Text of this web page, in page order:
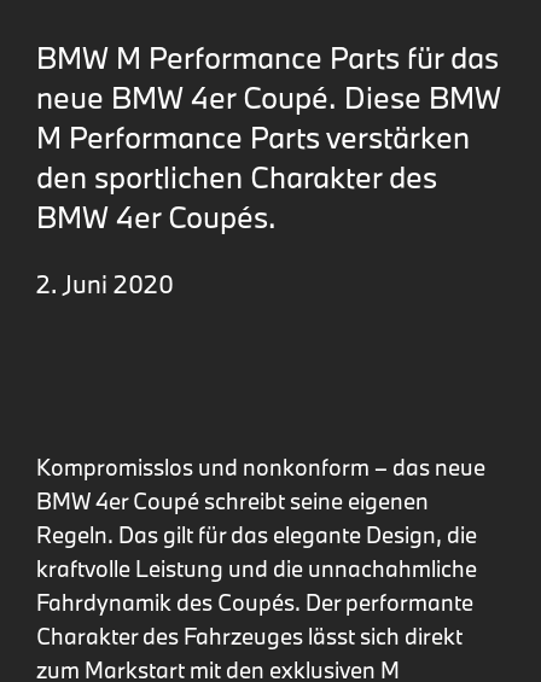
BMW M Performance Parts für das
neue BMW 4er Coupé. Diese BMW
M Performance Parts verstärken
den sportlichen Charakter des
BMW 4er Coupés.
2. Juni 2020
Kompromisslos und nonkonform – das neue
BMW 4er Coupé schreibt seine eigenen
Regeln. Das gilt für das elegante Design, die
kraftvolle Leistung und die unnachahmliche
Fahrdynamik des Coupés. Der performante
Charakter des Fahrzeuges lässt sich direkt
zum Markstart mit den exklusiven M